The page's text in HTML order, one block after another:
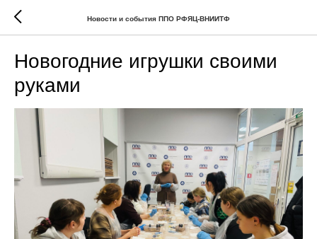
Новости и события ППО РФЯЦ-ВНИИТФ
Новогодние игрушки своими
руками